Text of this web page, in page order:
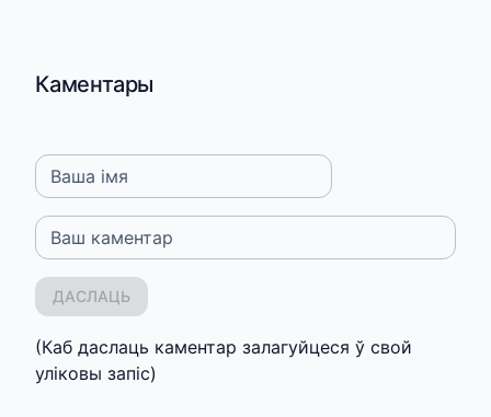
Каментары
Ваша імя
Ваш каментар
ДАСЛАЦЬ
(Каб даслаць каментар залагуйцеся ў свой
уліковы запіс)